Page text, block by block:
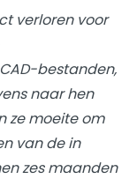
verloren voor
bestanden,
naar hen
ze moeite om
van de in
zes maanden